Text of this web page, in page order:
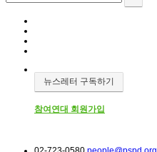
뉴스레터 구독하기
참여연대 회원가입